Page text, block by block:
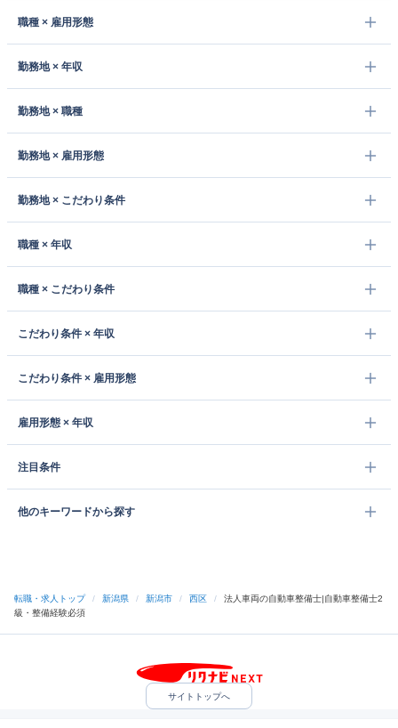
職種 × 雇用形態
勤務地 × 年収
勤務地 × 職種
勤務地 × 雇用形態
勤務地 × こだわり条件
職種 × 年収
職種 × こだわり条件
こだわり条件 × 年収
こだわり条件 × 雇用形態
雇用形態 × 年収
注目条件
他のキーワードから探す
転職・求人トップ / 新潟県 / 新潟市 / 西区 /
法人車両の自動車整備士|自動車整備士2
級・整備経験必須
サイトトップへ